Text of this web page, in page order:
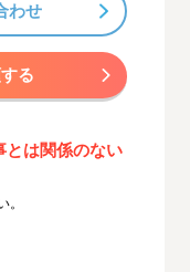
わせ
る
は関係のない
。